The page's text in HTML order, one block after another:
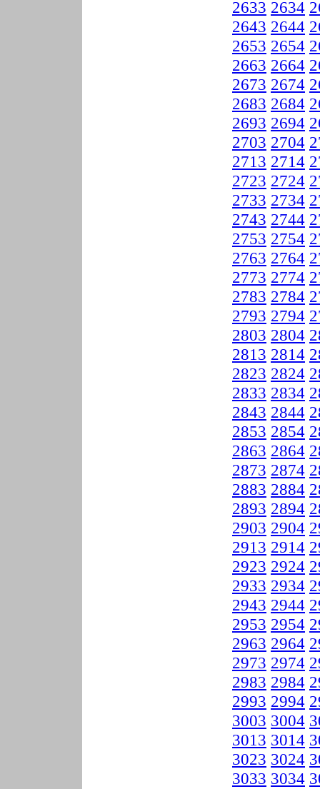
2633 2634
2643 2644
2653 2654
2663 2664
2673 2674
2683 2684
2693 2694
2703 2704
2713 2714
2723 2724
2733 2734
2743 2744
2753 2754
2763 2764
2773 2774
2783 2784
2793 2794
2803 2804
2813 2814
2823 2824
2833 2834
2843 2844
2853 2854
2863 2864
2873 2874
2883 2884
2893 2894
2903 2904
2913 2914
2923 2924
2933 2934
2943 2944
2953 2954
2963 2964
2973 2974
2983 2984
2993 2994
3003 3004
3013 3014
3023 3024
3033 3034